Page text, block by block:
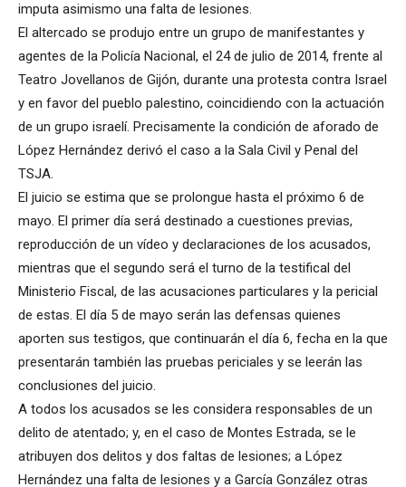
imputa asimismo una falta de lesiones.
El altercado se produjo entre un grupo de manifestantes y
agentes de la Policía Nacional, el 24 de julio de 2014, frente al
Teatro Jovellanos de Gijón, durante una protesta contra Israel
y en favor del pueblo palestino, coincidiendo con la actuación
de un grupo israelí. Precisamente la condición de aforado de
López Hernández derivó el caso a la Sala Civil y Penal del
TSJA.
El juicio se estima que se prolongue hasta el próximo 6 de
mayo. El primer día será destinado a cuestiones previas,
reproducción de un vídeo y declaraciones de los acusados,
mientras que el segundo será el turno de la testifical del
Ministerio Fiscal, de las acusaciones particulares y la pericial
de estas. El día 5 de mayo serán las defensas quienes
aporten sus testigos, que continuarán el día 6, fecha en la que
presentarán también las pruebas periciales y se leerán las
conclusiones del juicio.
A todos los acusados se les considera responsables de un
delito de atentado; y, en el caso de Montes Estrada, se le
atribuyen dos delitos y dos faltas de lesiones; a López
Hernández una falta de lesiones y a García González otras